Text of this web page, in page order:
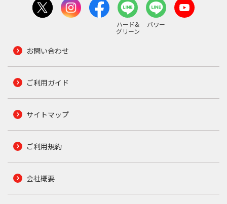
ハード&
グリーン
パワー
お問い合わせ
ご利用ガイド
サイトマップ
ご利用規約
会社概要